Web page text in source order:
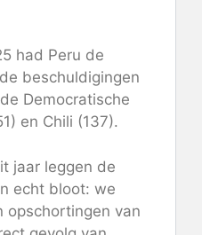
had Peru de
beschuldigingen
Democratische
en Chili (137).
jaar leggen de
echt bloot: we
opschortingen van